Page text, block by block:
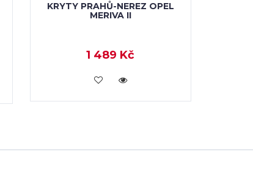
KRYTY PRAHŮ-NEREZ OPEL
MERIVA II
1 489 Kč
KOUPIT